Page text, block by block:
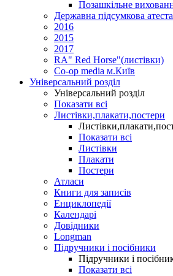
Позашкільне
Державна підсумкова
2016
2015
2017
RA" Red Horse"(листівки)
Co-op media м.Київ
Універсальний розділ
Універсальний розділ
Показати всі
Листівки,плакати,постери
Показати всі
Листівки
Плакати
Постери
Атласи
Книги для записів
Енциклопедії
Календарі
Довідники
Longman
Підручники і посібники
Підручники і
Показати всі